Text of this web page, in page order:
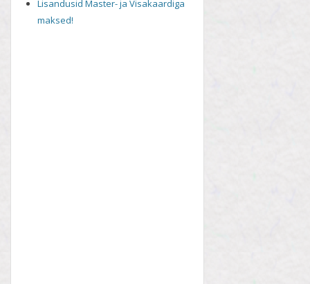
Lisandusid Master- ja Visakaardiga
maksed!